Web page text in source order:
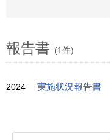
報告書 (1件)
2024 実施状況報告書